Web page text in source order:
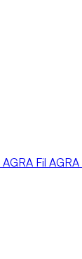
AGRA Fil AGRA